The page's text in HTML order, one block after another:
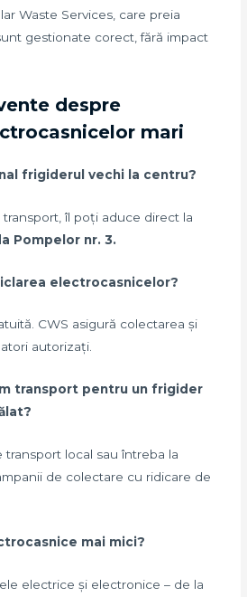
Waste Services, care preia
gestionate corect, fără impact
despre
mari
frigiderul vechi la centru?
transport, îl poți aduce direct la
Pompelor nr. 3.
electrocasnicelor?
CWS asigură colectarea și
autorizați.
transport pentru un frigider
transport local sau întreba la
de colectare cu ridicare de
mai mici?
electrice și electronice – de la